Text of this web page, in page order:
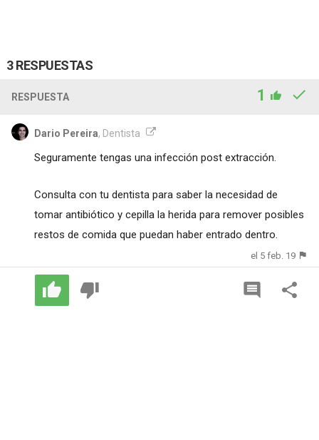
3 RESPUESTAS
RESPUESTA 1
Dario Pereira, Dentista
Seguramente tengas una infección post extracción.
Consulta con tu dentista para saber la necesidad de
tomar antibiótico y cepilla la herida para remover posibles
restos de comida que puedan haber entrado dentro.
el 5 feb. 19